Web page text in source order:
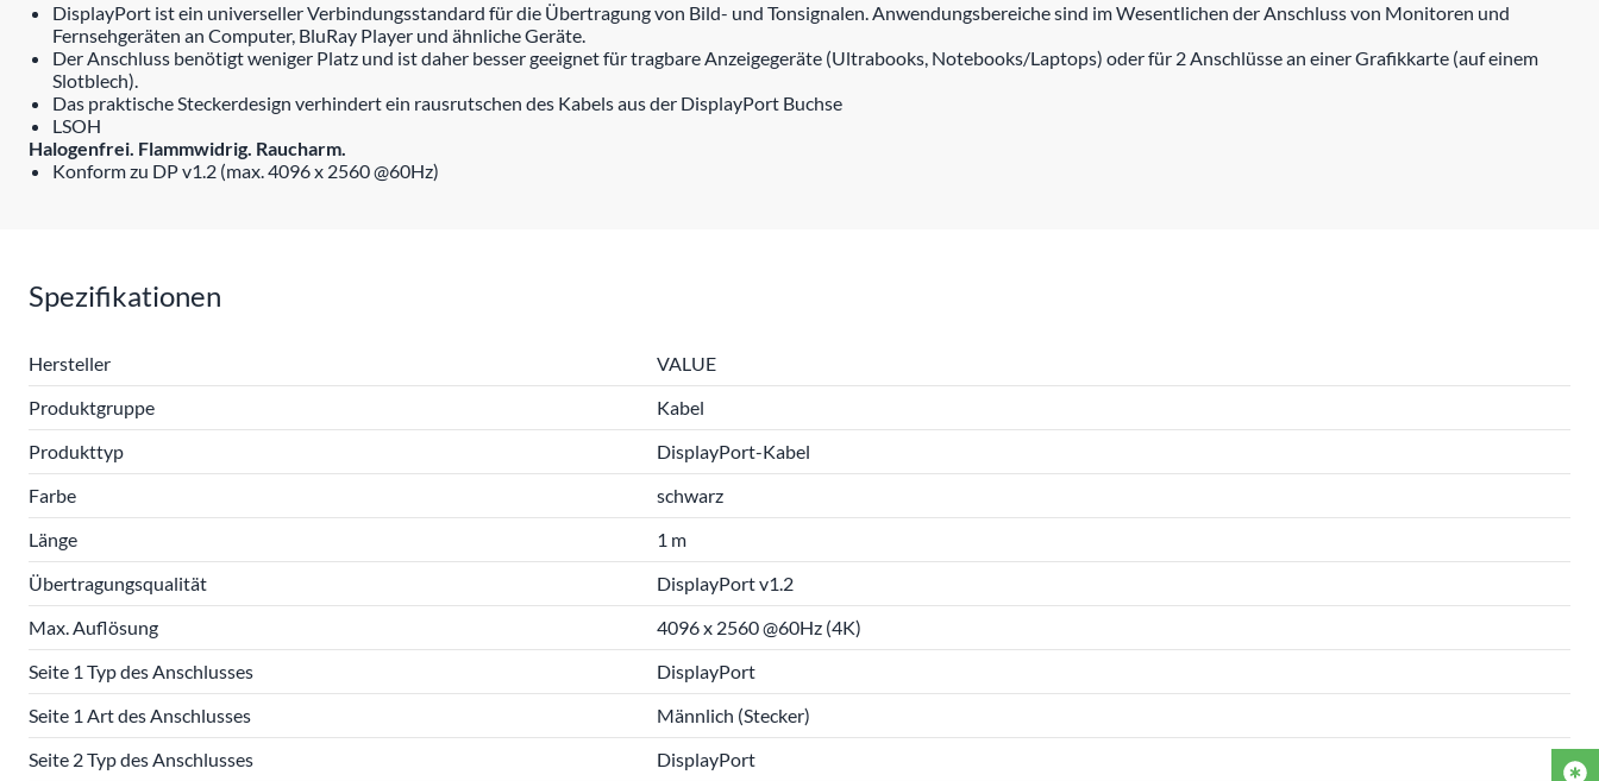
DisplayPort ist ein universeller Verbindungsstandard für die Übertragung von Bild- und Tonsignalen. Anwendungsbereiche sind im Wesentlichen der Anschluss von Monitoren und
Fernsehgeräten an Computer, BluRay Player und ähnliche Geräte.
Der Anschluss benötigt weniger Platz und ist daher besser geeignet für tragbare Anzeigegeräte (Ultrabooks, Notebooks/Laptops) oder für 2 Anschlüsse an einer Grafikkarte (auf einem
Slotblech).
Das praktische Steckerdesign verhindert ein rausrutschen des Kabels aus der DisplayPort Buchse
LSOH
Halogenfrei. Flammwidrig. Raucharm.
Konform zu DP v1.2 (max. 4096 x 2560 @60Hz)
Spezifikationen
Hersteller
VALUE
Produktgruppe
Kabel
Produkttyp
DisplayPort-Kabel
Farbe
schwarz
Länge
1 m
Übertragungsqualität
DisplayPort v1.2
Max. Auflösung
4096 x 2560 @60Hz (4K)
Seite 1 Typ des Anschlusses
DisplayPort
Seite 1 Art des Anschlusses
Männlich (Stecker)
Seite 2 Typ des Anschlusses
DisplayPort